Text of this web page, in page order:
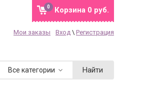
Корзина 0 руб.
0
Мои заказы Вход \ Регистрация
Все категории Найти